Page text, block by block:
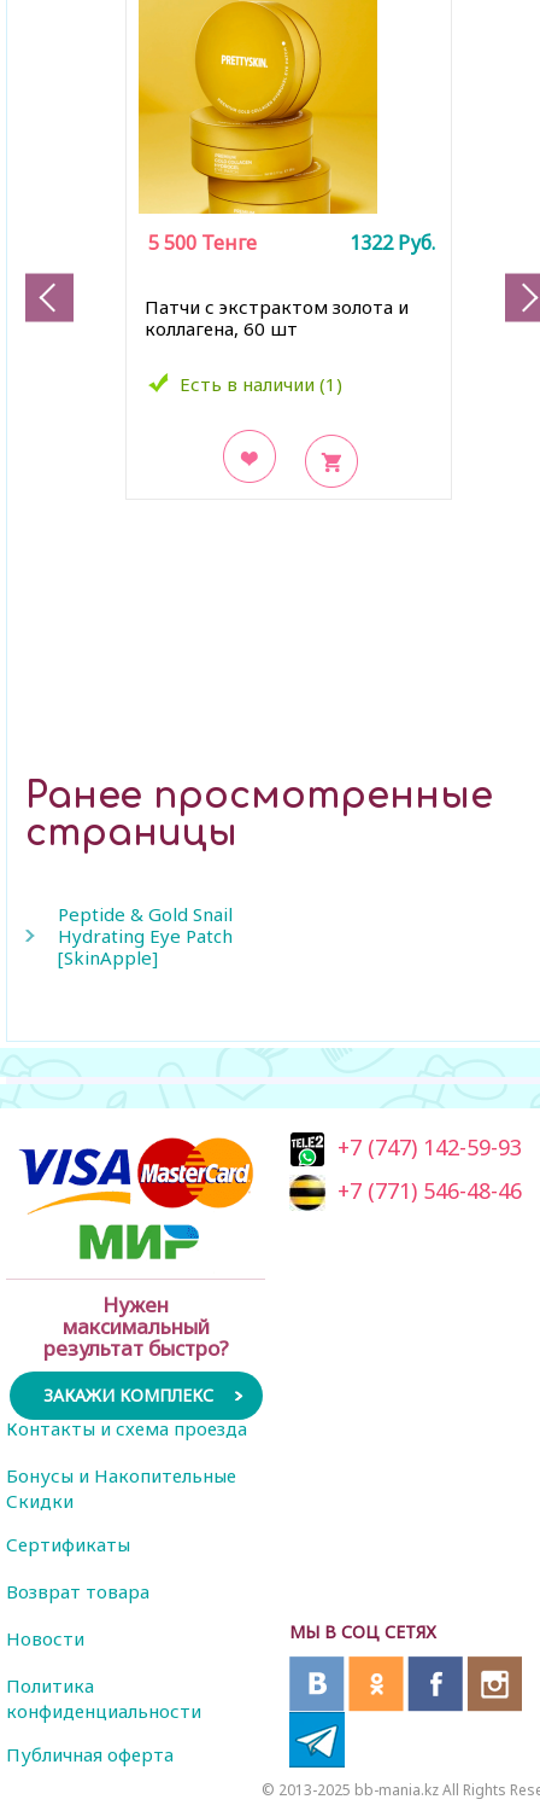
Патчи с экстрактом золота и
коллагена, 60 шт
Есть в наличии (1)
5 500 Тенге 1322Руб.
Ранее просмотренные
страницы
Peptide & Gold Snail
Hydrating Eye Patch
[SkinApple]
Нужен
максимальный
результат быстро?
ЗАКАЖИ КОМПЛЕКС
+7 (747) 142-59-93
+7 (771) 546-48-46
МЫ В СОЦ СЕТЯХ
Контакты и схема проезда
Бонусы и Накопительные
Скидки
Сертификаты
Возврат товара
Новости
Политика
конфиденциальности
Публичная оферта
© 2013-2025 bb-mania.kz All Rights